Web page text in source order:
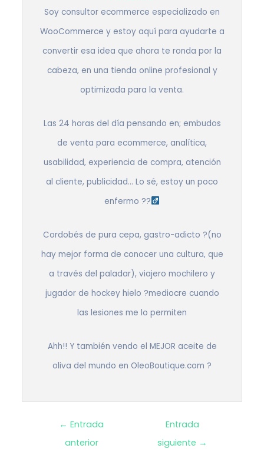
Soy consultor ecommerce especializado en
WooCommerce y estoy aquí para ayudarte a
convertir esa idea que ahora te ronda por la
cabeza, en una tienda online profesional y
optimizada para la venta.
Las 24 horas del día pensando en; embudos
de venta para ecommerce, analítica,
usabilidad, experiencia de compra, atención
al cliente, publicidad… Lo sé, estoy un poco
enfermo ??‍
Cordobés de pura cepa, gastro-adicto ?(no
hay mejor forma de conocer una cultura, que
a través del paladar), viajero mochilero y
jugador de hockey hielo ?mediocre cuando
las lesiones me lo permiten
Ahh!! Y también vendo el MEJOR aceite de
oliva del mundo en OleoBoutique.com ?
Navegación
← Entrada
anterior
Entrada
siguiente →